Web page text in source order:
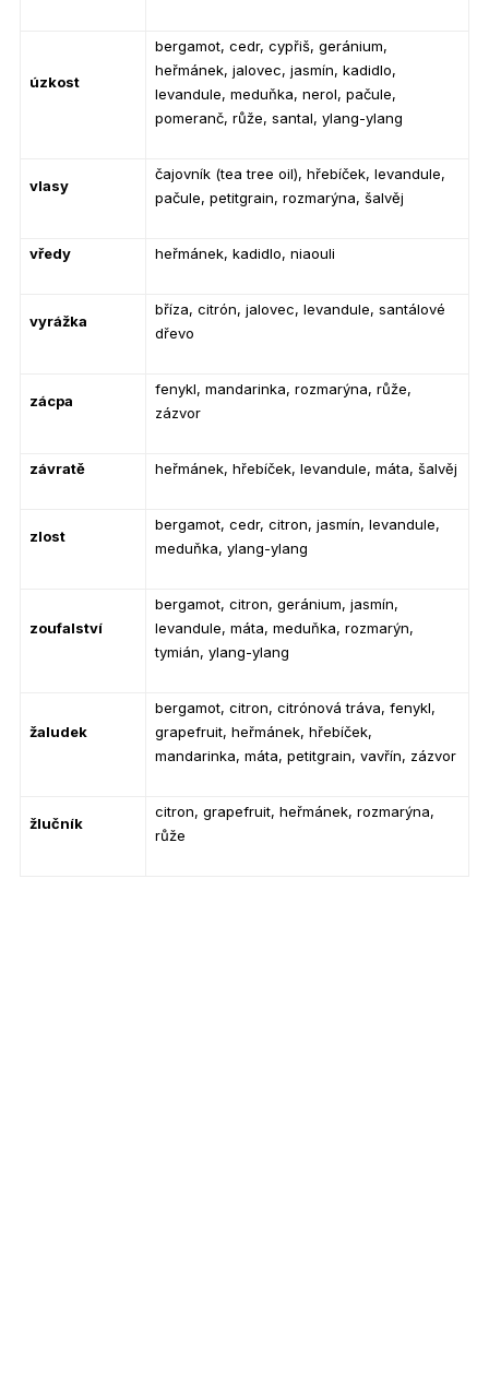
úzkost
bergamot, cedr, cypřiš, geránium,
heřmánek, jalovec, jasmín, kadidlo,
levandule, meduňka, nerol, pačule,
pomeranč, růže, santal, ylang-ylang
vlasy
čajovník (tea tree oil), hřebíček, levandule,
pačule, petitgrain, rozmarýna, šalvěj
vředy heřmánek, kadidlo, niaouli
vyrážka
bříza, citrón, jalovec, levandule, santálové
dřevo
zácpa
fenykl, mandarinka, rozmarýna, růže,
zázvor
závratě heřmánek, hřebíček, levandule, máta, šalvěj
zlost
bergamot, cedr, citron, jasmín, levandule,
meduňka, ylang-ylang
zoufalství
bergamot, citron, geránium, jasmín,
levandule, máta, meduňka, rozmarýn,
tymián, ylang-ylang
žaludek
bergamot, citron, citrónová tráva, fenykl,
grapefruit, heřmánek, hřebíček,
mandarinka, máta, petitgrain, vavřín, zázvor
žlučník
citron, grapefruit, heřmánek, rozmarýna,
růže